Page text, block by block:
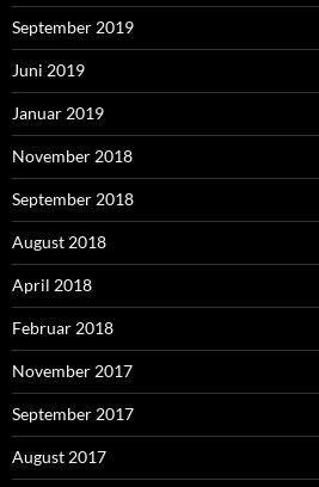
September 2019
Juni 2019
Januar 2019
November 2018
September 2018
August 2018
April 2018
Februar 2018
November 2017
September 2017
August 2017